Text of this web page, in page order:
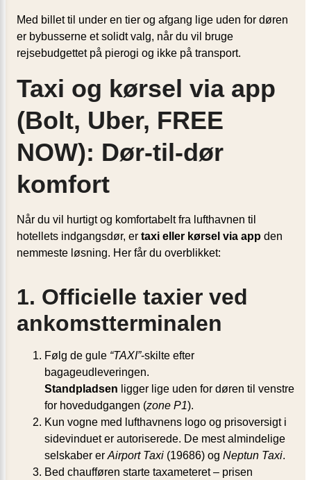
Med billet til under en tier og afgang lige uden for døren
er bybusserne et solidt valg, når du vil bruge
rejsebudgettet på pierogi og ikke på transport.
Taxi og kørsel via app
(Bolt, Uber, FREE
NOW): Dør-til-dør
komfort
Når du vil hurtigt og komfortabelt fra lufthavnen til
hotellets indgangsdør, er taxi eller kørsel via app den
nemmeste løsning. Her får du overblikket:
1. Officielle taxier ved
ankomstterminalen
Følg de gule “TAXI”-skilte efter
bagageudleveringen.
Standpladsen ligger lige uden for døren til venstre
for hovedudgangen (zone P1).
Kun vogne med lufthavnens logo og prisoversigt i
sidevinduet er autoriserede. De mest almindelige
selskaber er Airport Taxi (19686) og Neptun Taxi.
Bed chaufføren starte taxameteret – prisen